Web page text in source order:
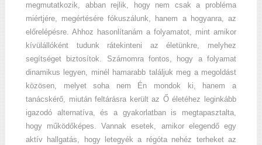
megmutatkozik, abban rejlik, hogy nem csak a probléma
miértjére, megértésére fókuszálunk, hanem a hogyanra, az
előrelépésre. Ahhoz hasonlítanám a folyamatot, mint amikor
kívülállóként tudunk rátekinteni az életünkre, melyhez
segítséget biztosítok. Számomra fontos, hogy a folyamat
dinamikus legyen, minél hamarabb találjuk meg a megoldást
közösen, melyet soha nem Én mondok ki, hanem a
tanácskérő, miután feltárásra került az Ő életéhez leginkább
igazodó alternatíva, és a gyakorlatban is megtapasztalta,
hogy működőképes. Vannak esetek, amikor elegendő egy
aktív hallgatás, hogy letegyék a régóta nehéz terheket az